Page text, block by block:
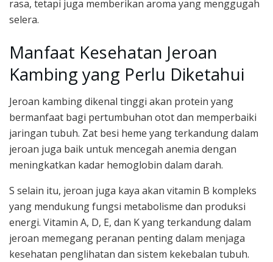
rasa, tetapi juga memberikan aroma yang menggugah
selera.
Manfaat Kesehatan Jeroan
Kambing yang Perlu Diketahui
Jeroan kambing dikenal tinggi akan protein yang
bermanfaat bagi pertumbuhan otot dan memperbaiki
jaringan tubuh. Zat besi heme yang terkandung dalam
jeroan juga baik untuk mencegah anemia dengan
meningkatkan kadar hemoglobin dalam darah.
S selain itu, jeroan juga kaya akan vitamin B kompleks
yang mendukung fungsi metabolisme dan produksi
energi. Vitamin A, D, E, dan K yang terkandung dalam
jeroan memegang peranan penting dalam menjaga
kesehatan penglihatan dan sistem kekebalan tubuh.